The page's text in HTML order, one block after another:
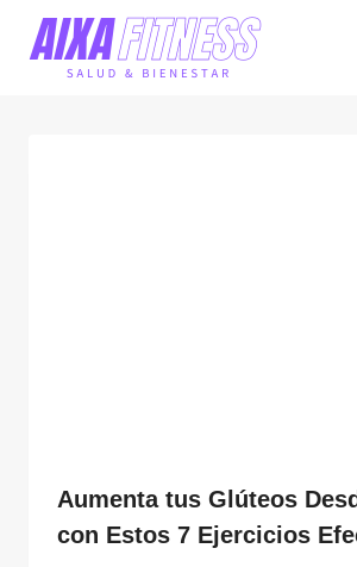
Saltar
contenido
Aumenta tus Glúteos
con Estos 7 Ejercicios